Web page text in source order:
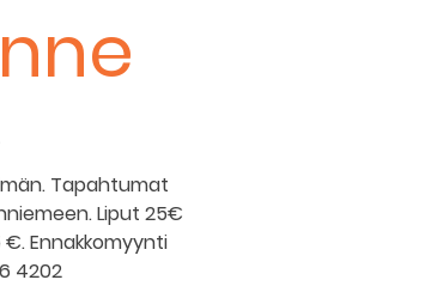
Tapahtumat
Liput 25€
Ennakkomyynti
4202